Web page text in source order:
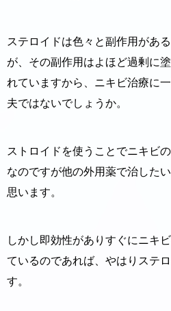
ステロイドは色々と副作用があ
が、その副作用はよほど過剰に
れていますから、ニキビ治療に
夫ではないでしょうか。
ストロイドを使うことでニキビ
なのですが他の外用薬で治した
思います。
しかし即効性がありすぐにニキ
ているのであれば、やはりステ
す。